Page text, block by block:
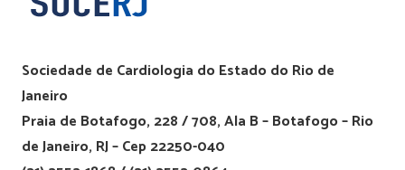
Sociedade de Cardiologia do Estado do Rio de
Janeiro
Praia de Botafogo, 228 / 708, Ala B – Botafogo – Rio
de Janeiro, RJ – Cep 22250-040